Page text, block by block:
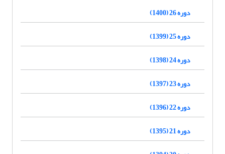
دوره 26 (1400)
دوره 25 (1399)
دوره 24 (1398)
دوره 23 (1397)
دوره 22 (1396)
دوره 21 (1395)